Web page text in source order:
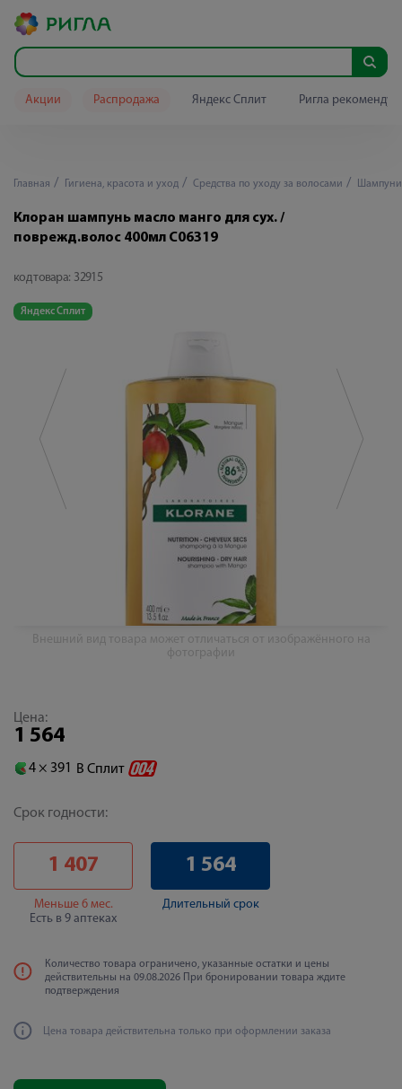
Акции Распродажа Яндекс Сплит Ригла
Главная Гигиена, красота и уход Средства по уходу за волосами Шампуни
Клоран шампунь масло манго для сух. /
поврежд.волос 400мл C06319
код товара: 32915
Яндекс Сплит
Внешний вид товара может отличаться от изображённого на
фотографии
Цена:
1 564
4 × 391 В Сплит
Срок годности:
1 407
Меньше 6 мес.
Есть в 9 аптеках
1 564
Длительный срок
Количество товара ограничено, указанные остатки и цены
действительны на 09.08.2026 При бронировании товара ждите
подтверждения
Цена товара действительна только при оформлении заказа